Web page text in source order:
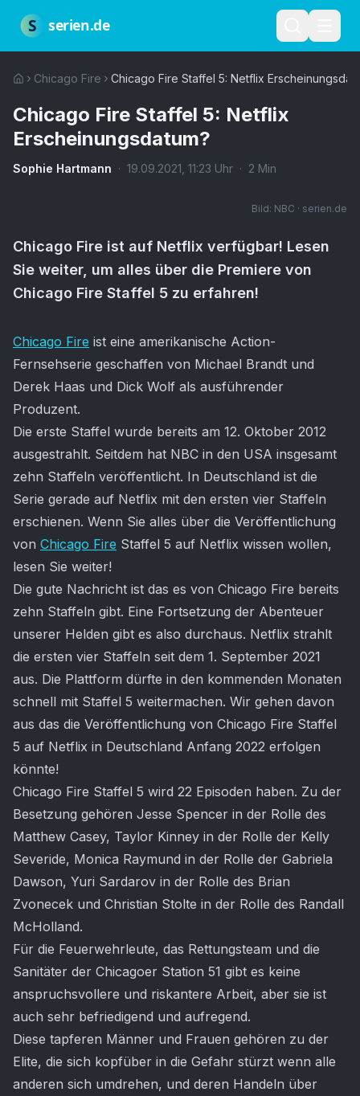
S serien.de
Chicago Fire Chicago Fire Staffel 5: Netflix
Chicago Fire Staffel 5: Netflix
Erscheinungsdatum?
Sophie Hartmann · 19.09.2021 11:23 Uhr · 2 Min
Bild: NBC · serien.de
Chicago Fire ist auf Netflix verfügbar! Lesen
Sie weiter, um alles über die Premiere von
Chicago Fire Staffel 5 zu erfahren!
Artikel-Inhalt
Chicago Fire ist eine amerikanische Action-
Fernsehserie geschaffen von Michael Brandt und
Derek Haas und Dick Wolf als ausführender
Produzent.
Die erste Staffel wurde bereits am 12. Oktober 2012
ausgestrahlt. Seitdem hat NBC in den USA insgesamt
zehn Staffeln veröffentlicht. In Deutschland ist die
Serie gerade auf Netflix mit den ersten vier Staffeln
erschienen. Wenn Sie alles über die Veröffentlichung
von Chicago Fire Staffel 5 auf Netflix wissen wollen,
lesen Sie weiter!
Die gute Nachricht ist das es von Chicago Fire bereits
zehn Staffeln gibt. Eine Fortsetzung der Abenteuer
unserer Helden gibt es also durchaus. Netflix strahlt
die ersten vier Staffeln seit dem 1. September 2021
aus. Die Plattform dürfte in den kommenden Monaten
schnell mit Staffel 5 weitermachen. Wir gehen davon
aus das die Veröffentlichung von Chicago Fire Staffel
5 auf Netflix in Deutschland Anfang 2022 erfolgen
könnte!
Chicago Fire Staffel 5 wird 22 Episoden haben. Zu der
Besetzung gehören Jesse Spencer in der Rolle des
Matthew Casey, Taylor Kinney in der Rolle der Kelly
Severide, Monica Raymund in der Rolle der Gabriela
Dawson, Yuri Sardarov in der Rolle des Brian
Zvonecek und Christian Stolte in der Rolle des Randall
McHolland.
Für die Feuerwehrleute, das Rettungsteam und die
Sanitäter der Chicagoer Station 51 gibt es keine
anspruchsvollere und riskantere Arbeit, aber sie ist
auch sehr befriedigend und aufregend.
Diese tapferen Männer und Frauen gehören zu der
Elite, die sich kopfüber in die Gefahr stürzt wenn alle
anderen sich umdrehen, und deren Handeln über
Nutzungsbedingungen